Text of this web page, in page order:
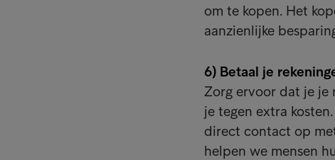
om te kopen. Het
aanzienlijke
6) Betaal je
Zorg ervoor dat je je
je tegen extra
direct contact op
helpen we mensen